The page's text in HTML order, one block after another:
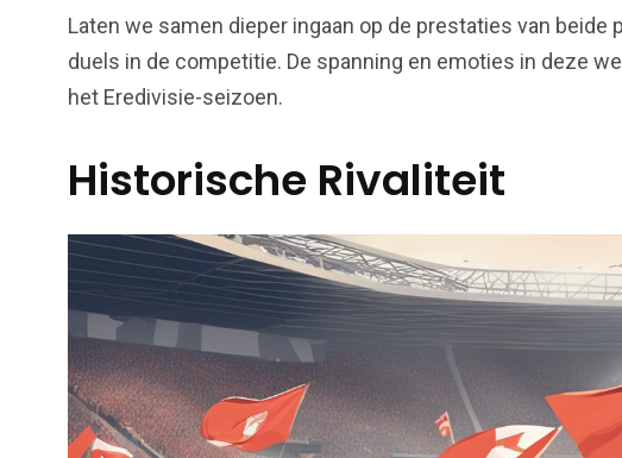
Laten we samen dieper ingaan op de prestaties van beide
duels in de competitie. De spanning en emoties in deze
het Eredivisie-seizoen.
Historische Rivaliteit